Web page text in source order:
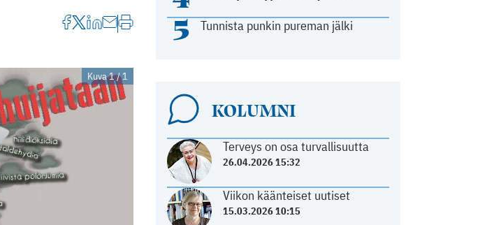
5 Tunnista punkin pureman jälki
KOLUMNI
Terveys on osa turvallisuutta
26.04.2026 15:32
Viikon käänteiset uutiset
15.03.2026 10:15
Kuva 1 / 1